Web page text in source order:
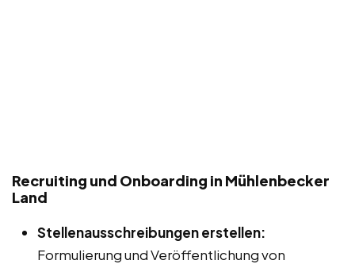
Recruiting und Onboarding in Mühlenbecker
Land
Stellenausschreibungen erstellen:
Formulierung und Veröffentlichung von